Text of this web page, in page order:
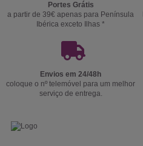
Portes Grátis
a partir de 39€ apenas para Península
Ibérica exceto Ilhas *
Envios em 24/48h
coloque o nº telemóvel para um melhor
serviço de entrega.